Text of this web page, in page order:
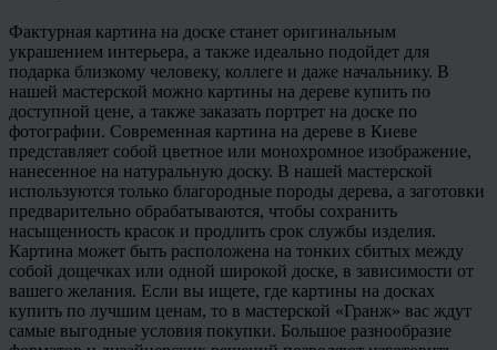
Фактурная картина на доске станет оригинальным
украшением интерьера, а также идеально подойдет для
подарка близкому человеку, коллеге и даже начальнику. В
нашей мастерской можно картины на дереве купить по
доступной цене, а также заказать портрет на доске по
фотографии. Современная картина на дереве в Киеве
представляет собой цветное или монохромное изображение,
нанесенное на натуральную доску. В нашей мастерской
используются только благородные породы дерева, а заготовки
предварительно обрабатываются, чтобы сохранить
насыщенность красок и продлить срок службы изделия.
Картина может быть расположена на тонких сбитых между
собой дощечках или одной широкой доске, в зависимости от
вашего желания. Если вы ищете, где картины на досках
купить по лучшим ценам, то в мастерской «Гранж» вас ждут
самые выгодные условия покупки. Большое разнообразие